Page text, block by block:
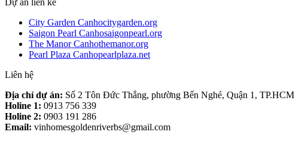
City Garden Canhocitygarden.org
Saigon Pearl Canhosaigonpearl.org
The Manor Canhothemanor.org
Pearl Plaza Canhopearlplaza.net
Liên hệ
Địa chỉ dự án: Số 2 Tôn Đức Thắng, phường Bến Nghé, Quận 1, TP.HCM
Holine 1: 0913 756 339
Holine 2: 0903 191 286
Email: vinhomesgoldenriverbs@gmail.com